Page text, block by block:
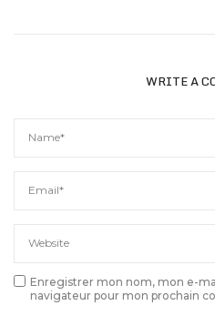
WRITE A
Enregistrer mon nom, mon e-
navigateur pour mon prochain